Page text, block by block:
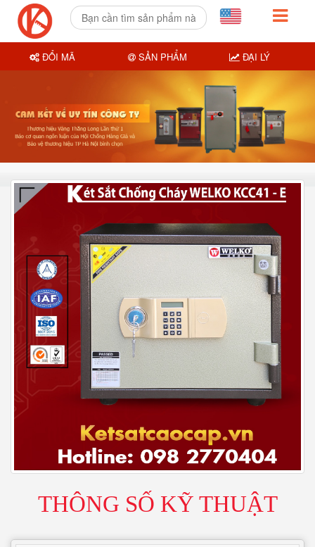
THÔNG SỐ KỸ THUẬT
ĐỔI MÃ SẢN PHẨM ĐẠI LÝ